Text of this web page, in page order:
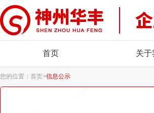
首页 关于
您的位置： 首页>信息公示